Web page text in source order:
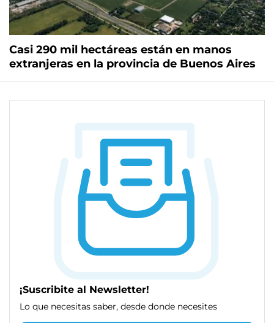
Casi 290 mil hectáreas están en manos
extranjeras en la provincia de Buenos Aires
¡Suscribite al Newsletter!
Lo que necesitas saber, desde donde necesites